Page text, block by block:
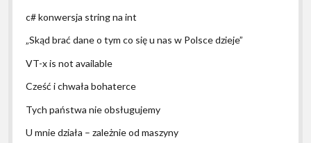
c# konwersja string na int
„Skąd brać dane o tym co się u nas w Polsce dzieje”
VT-x is not available
Cześć i chwała bohaterce
Tych państwa nie obsługujemy
U mnie działa – zależnie od maszyny